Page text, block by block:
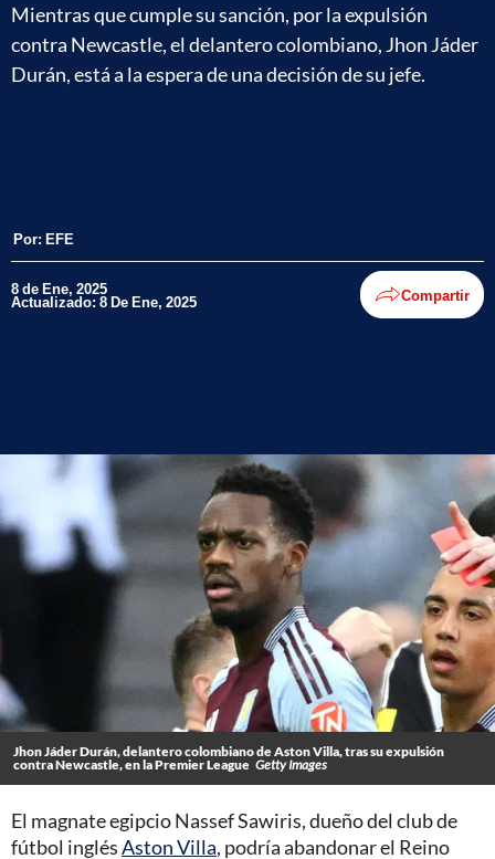
Mientras que cumple su sanción, por la expulsión
contra Newcastle, el delantero colombiano, Jhon Jáder
Durán, está a la espera de una decisión de su jefe.
Por: EFE
8 de Ene, 2025
Actualizado: 8 De Ene, 2025 Compartir
Jhon Jáder Durán, delantero colombiano de Aston Villa, tras su expulsión
contra Newcastle, en la Premier League Getty Images
El magnate egipcio Nassef Sawiris, dueño del club de
fútbol inglésAston Villa, podría abandonar el Reino